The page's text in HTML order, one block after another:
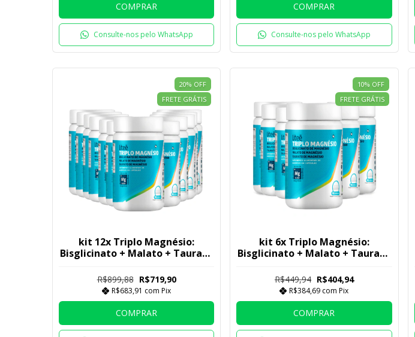
COMPRAR
Consulte-nos pelo WhatsApp
COMPRAR
Consulte-nos pelo WhatsApp
20% OFF
FRETE GRÁTIS
kit 12x Triplo Magnésio:
Bisglicinato + Malato + Taurato
R$899,88 R$719,90
R$683,91 com Pix
COMPRAR
10% OFF
FRETE GRÁTIS
kit 6x Triplo Magnésio:
Bisglicinato + Malato + Taurato
R$449,94 R$404,94
R$384,69 com Pix
COMPRAR